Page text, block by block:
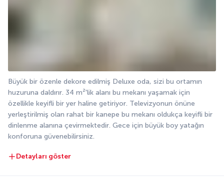
Büyük bir özenle dekore edilmiş Deluxe oda, sizi bu ortamın
huzuruna daldırır. 34 m²'lik alanı bu mekanı yaşamak için
özellikle keyifli bir yer haline getiriyor. Televizyonun önüne
yerleştirilmiş olan rahat bir kanepe bu mekanı oldukça keyifli bir
dinlenme alanına çevirmektedir. Gece için büyük boy yatağın
konforuna güvenebilirsiniz.
Detayları göster